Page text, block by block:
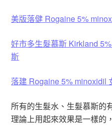
美版落健 Rogaine 5%
好市多生髮慕斯 Kirkland
斯
落建 Rogaine 5% minoxidil
所有的生髮水、生髮慕斯的
理論上用起來效果是一樣的